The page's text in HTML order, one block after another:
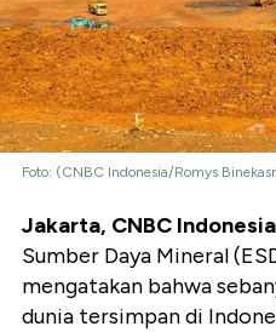
Foto: (CNBC Indonesia/Romys
Jakarta, CNBC
Sumber Daya Mineral
mengatakan bahwa
dunia tersimpan di